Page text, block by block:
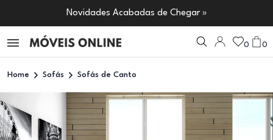
Novidades Acabadas de Chegar »
0 0
Home Sofás Sofás de Canto